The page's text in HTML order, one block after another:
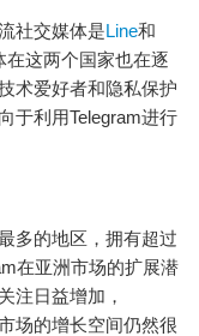
社交媒体是Line和
在这两个国家也在逐
术爱好者和隐私保护
于利用Telegram进行
多的地区，拥有超过
在亚洲市场的扩展潜
注日益增加，
场的增长空间仍然很